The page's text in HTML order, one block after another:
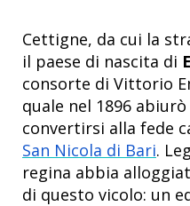
Cettigne, da cui la
il paese di nascita di
consorte di Vittorio
quale nel 1896
convertirsi alla fede
San Nicola di Bari.
regina abbia
di questo vicolo: un